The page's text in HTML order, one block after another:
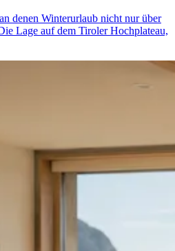
denen Winterurlaub nicht nur über
Lage auf dem Tiroler Hochplateau,